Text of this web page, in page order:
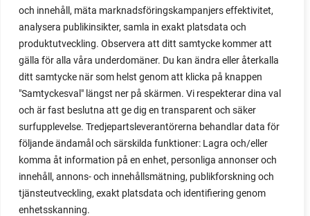
och innehåll, mäta marknadsföringskampanjers effektivitet,
analysera publikinsikter, samla in exakt platsdata och
produktutveckling. Observera att ditt samtycke kommer att
gälla för alla våra underdomäner. Du kan ändra eller återkalla
ditt samtycke när som helst genom att klicka på knappen
"Samtyckesval" längst ner på skärmen. Vi respekterar dina val
och är fast beslutna att ge dig en transparent och säker
surfupplevelse. Tredjepartsleverantörerna behandlar data för
följande ändamål och särskilda funktioner: Lagra och/eller
komma åt information på en enhet, personliga annonser och
innehåll, annons- och innehållsmätning, publikforskning och
tjänsteutveckling, exakt platsdata och identifiering genom
enhetsskanning.